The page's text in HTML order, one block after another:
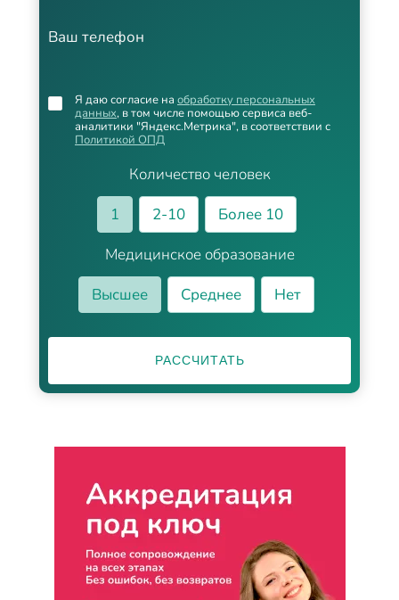
Ваш телефон
Количество человек
1
2-10
Более 10
Медицинское образование
Высшее
Среднее Нет
Я даю согласие на обработку персональных
данных, в том числе помощью сервиса веб-
аналитики "Яндекс.Метрика", в соответствии с
Политикой ОПД
РАССЧИТАТЬ